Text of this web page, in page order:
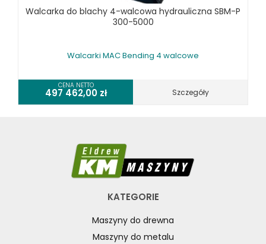
Walcarka do blachy 4-walcowa hydrauliczna SBM-P
300-5000
Walcarki MAC Bending 4 walcowe
CENA NETTO
497 462,00 zł Szczegóły
KATEGORIE
Maszyny do drewna
Maszyny do metalu